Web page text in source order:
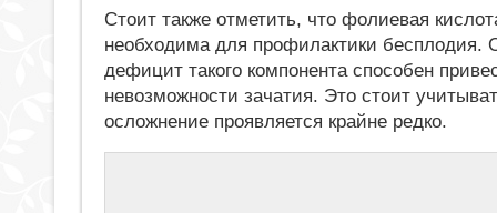
Стоит также отметить, что фолиевая
необходима для профилактики бесплодия.
дефицит такого компонента способен
невозможности зачатия. Это стоит
осложнение проявляется крайне редко.